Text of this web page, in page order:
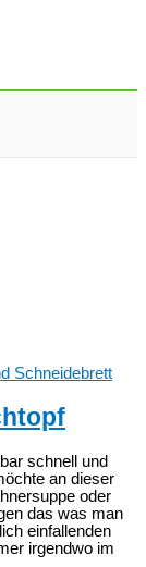
schnell und
an dieser
oder
das was man
einfallenden
irgendwo im